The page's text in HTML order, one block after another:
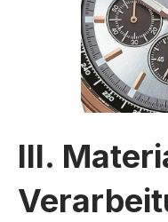
III.